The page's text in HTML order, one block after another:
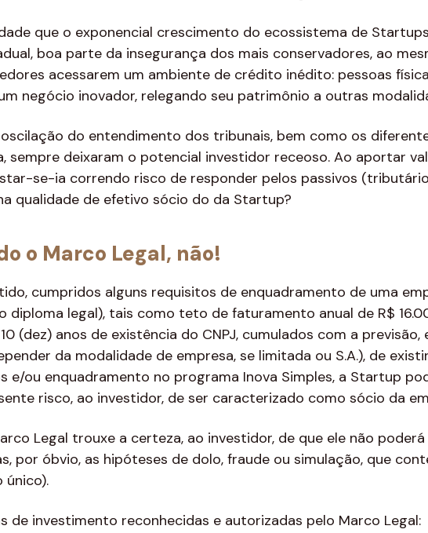
que o exponencial crescimento do ecossistema de
boa parte da insegurança dos mais conservadores, ao
acessarem um ambiente de crédito inédito: pessoas
negócio inovador, relegando seu patrimônio a outras
oscilação do entendimento dos tribunais, bem como os
sempre deixaram o potencial investidor receoso. Ao aportar
se-ia correndo risco de responder pelos passivos
qualidade de efetivo sócio do da Startup?
o Marco Legal, não!
cumpridos alguns requisitos de enquadramento de uma
diploma legal), tais como teto de faturamento anual de R$
(dez) anos de existência do CNPJ, cumulados com a
da modalidade de empresa, se limitada ou S.A.), de
e/ou enquadramento no programa Inova Simples, a Startup
risco, ao investidor, de ser caracterizado como sócio da
Legal trouxe a certeza, ao investidor, de que ele não
por óbvio, as hipóteses de dolo, fraude ou simulação, que
único).
de investimento reconhecidas e autorizadas pelo Marco Legal: